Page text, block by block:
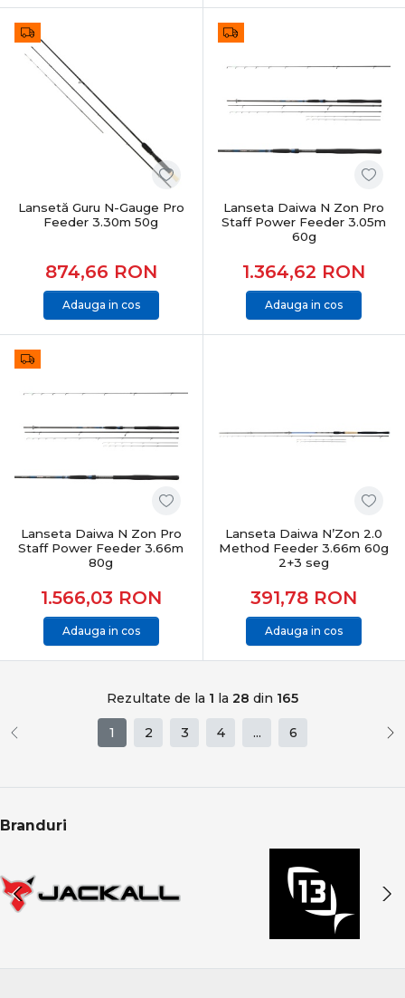
Lansetă Guru N-Gauge Pro
Feeder 3.30m 50g
874,66 RON
Adauga in cos
Lanseta Daiwa N Zon Pro
Staff Power Feeder 3.05m
60g
1.364,62 RON
Adauga in cos
Lanseta Daiwa N Zon Pro
Staff Power Feeder 3.66m
80g
1.566,03 RON
Adauga in cos
Lanseta Daiwa N’Zon 2.0
Method Feeder 3.66m 60g
2+3 seg
391,78 RON
Adauga in cos
Rezultate de la 1 la 28 din 165
1 2 3 4 ... 6
Branduri